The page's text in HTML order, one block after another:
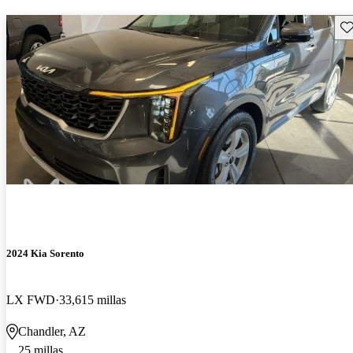
2024 Kia Sorento
LX FWD 33,615 millas
Chandler, AZ